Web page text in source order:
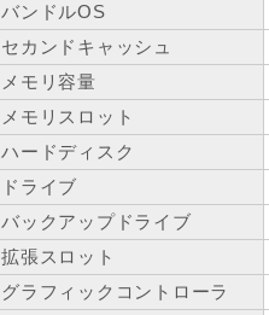
バンドルOS
セカンドキャッシュ
メモリ容量
メモリスロット
ハードディスク
ドライブ
バックアップドライブ
拡張スロット
グラフィックコントローラ